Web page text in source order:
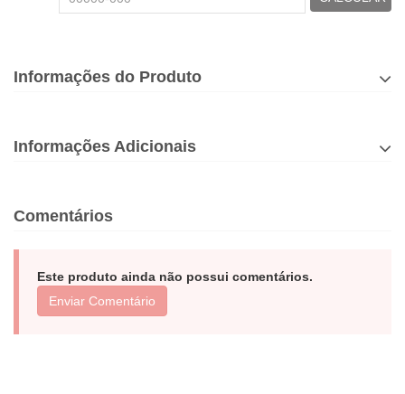
Informações do Produto
Informações Adicionais
Comentários
Este produto ainda não possui comentários.
Enviar Comentário